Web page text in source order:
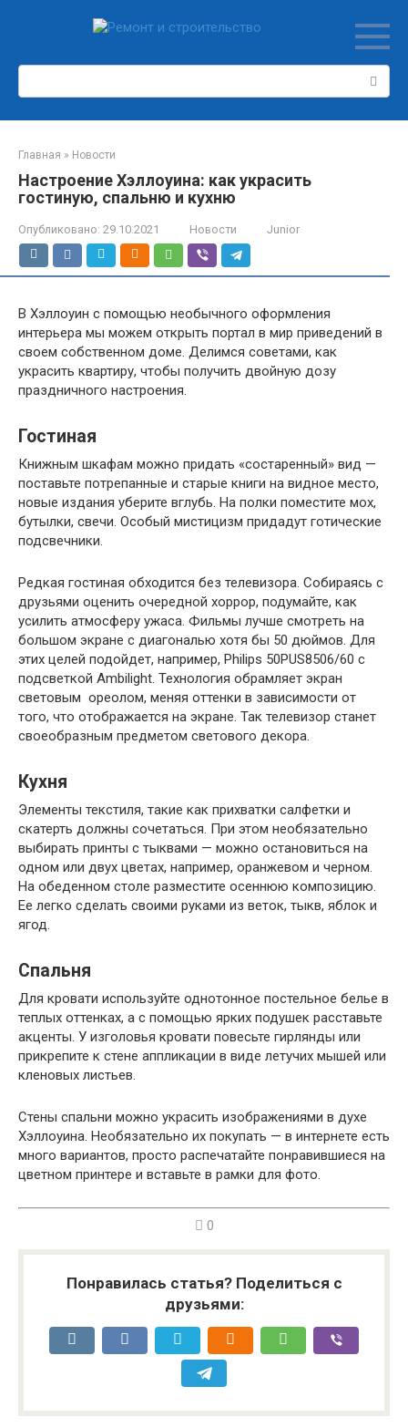
Поиск:
Главная » Новости
Настроение Хэллоуина: как украсить
гостиную, спальню и кухню
Опубликовано: 29.10.2021 Новости Junior
В Хэллоуин с помощью необычного оформления
интерьера мы можем открыть портал в мир приведений в
своем собственном доме. Делимся советами, как
украсить квартиру, чтобы получить двойную дозу
праздничного настроения.
Гостиная
Книжным шкафам можно придать «состаренный» вид —
поставьте потрепанные и старые книги на видное место,
новые издания уберите вглубь. На полки поместите мох,
бутылки, свечи. Особый мистицизм придадут готические
подсвечники.
Редкая гостиная обходится без телевизора. Собираясь с
друзьями оценить очередной хоррор, подумайте, как
усилить атмосферу ужаса. Фильмы лучше смотреть на
большом экране с диагональю хотя бы 50 дюймов. Для
этих целей подойдет, например, Philips 50PUS8506/60 с
подсветкой Ambilight. Технология обрамляет экран
световым ореолом, меняя оттенки в зависимости от
того, что отображается на экране. Так телевизор станет
своеобразным предметом светового декора.
Кухня
Элементы текстиля, такие как прихватки салфетки и
скатерть должны сочетаться. При этом необязательно
выбирать принты с тыквами — можно остановиться на
одном или двух цветах, например, оранжевом и черном.
На обеденном столе разместите осеннюю композицию.
Ее легко сделать своими руками из веток, тыкв, яблок и
ягод.
Спальня
Для кровати используйте однотонное постельное белье в
теплых оттенках, а с помощью ярких подушек расставьте
акценты. У изголовья кровати повесьте гирлянды или
прикрепите к стене аппликации в виде летучих мышей или
кленовых листьев.
Стены спальни можно украсить изображениями в духе
Хэллоуина. Необязательно их покупать — в интернете есть
много вариантов, просто распечатайте понравившиеся на
цветном принтере и вставьте в рамки для фото.
0
Понравилась статья? Поделиться с
друзьями: